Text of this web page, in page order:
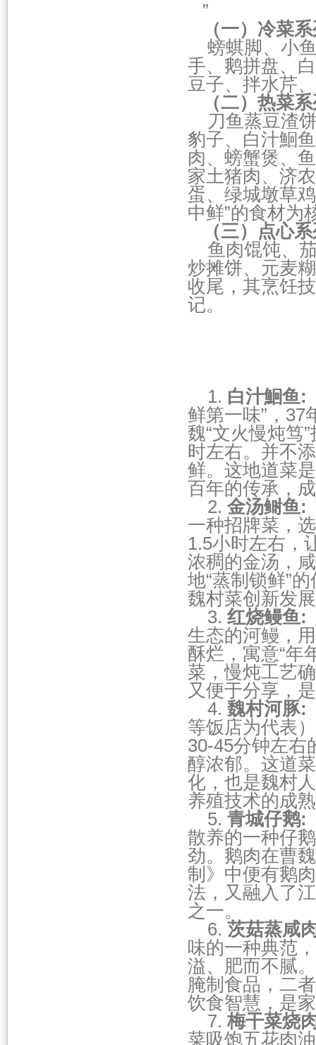
”
（一）冷菜系
螃蜞脚、小
手、鹅拼盘、
豆子、拌水芹
（二）热菜系
刀鱼蒸豆渣
豹子、白汁鮰
肉、螃蟹煲、
家土猪肉、济
蛋、绿城墩草
中鲜”的食材为
（三）点心系
鱼肉馄饨、
炒摊饼、元麦
收尾，其烹饪
记。
1. 白汁鮰鱼 :
鲜第一味”，37
魏“文火慢炖笃
时左右。并不
鲜。这地道菜
百年的传承，
2. 金汤鲥鱼 :
一种招牌菜，
1.5小时左右，
浓稠的金汤，
地“蒸制锁鲜”
魏村菜创新发
3. 红烧鳗鱼 :
生态的河鳗，
酥烂，寓意“年
菜，慢炖工艺
又便于分享，
4. 魏村河豚:
等饭店为代表
30-45分钟左右
醇浓郁。这道
化，也是魏村
养殖技术的成
5. 青城仔鹅:
散养的一种仔
劲。鹅肉在曹
制》中便有鹅
法，又融入了
之一。
6. 茨菇蒸咸
味的一种典范
溢、肥而不腻
腌制食品，二
饮食智慧，是
7.梅干菜烧
菜吸饱五花肉